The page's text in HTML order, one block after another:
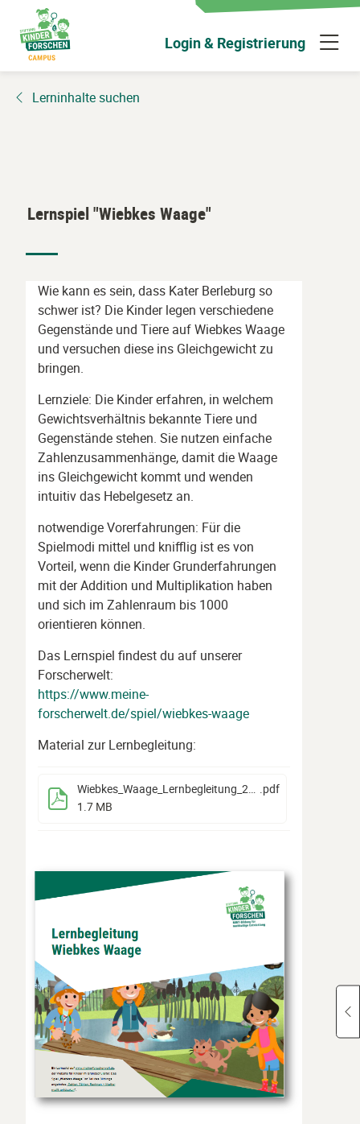
Hauptinhalt
wechseln
Login & Registrierung
Lerninhalte suchen
Lernspiel "Wiebkes Waage"
Wie kann es sein, dass Kater Berleburg so
schwer ist? Die Kinder legen verschiedene
Gegenstände und Tiere auf Wiebkes Waage
und versuchen diese ins Gleichgewicht zu
bringen.
Lernziele: Die Kinder erfahren, in welchem
Gewichtsverhältnis bekannte Tiere und
Gegenstände stehen. Sie nutzen einfache
Zahlenzusammenhänge, damit die Waage
ins Gleichgewicht kommt und wenden
intuitiv das Hebelgesetz an.
notwendige Vorerfahrungen: Für die
Spielmodi mittel und knifflig ist es von
Vorteil, wenn die Kinder Grunderfahrungen
mit der Addition und Multiplikation haben
und sich im Zahlenraum bis 1000
orientieren können.
Das Lernspiel findest du auf unserer
Forscherwelt:
https://www.meine-
forscherwelt.de/spiel/wiebkes-waage
Material zur Lernbegleitung:
Wiebkes_Waage_Lernbegleitung_2024 .pdf
1.7 MB